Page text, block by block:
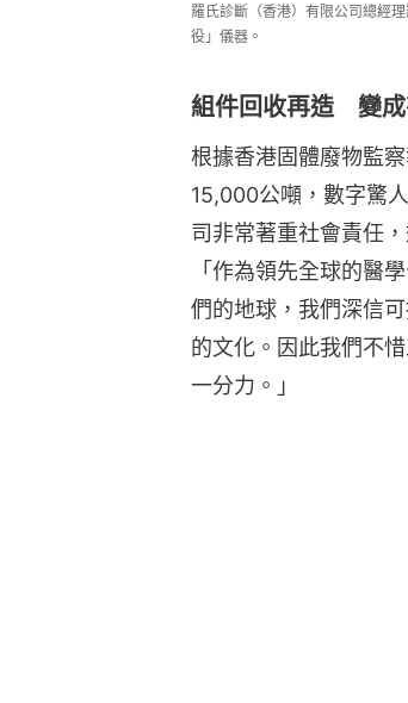
羅氏診斷（香港）有限公司總經
役」儀器。
組件回收再造 變成
根據香港固體廢物監
15,000公噸，數字驚
司非常著重社會責任
「作為領先全球的醫
們的地球，我們深信
的文化。因此我們不
一分力。」